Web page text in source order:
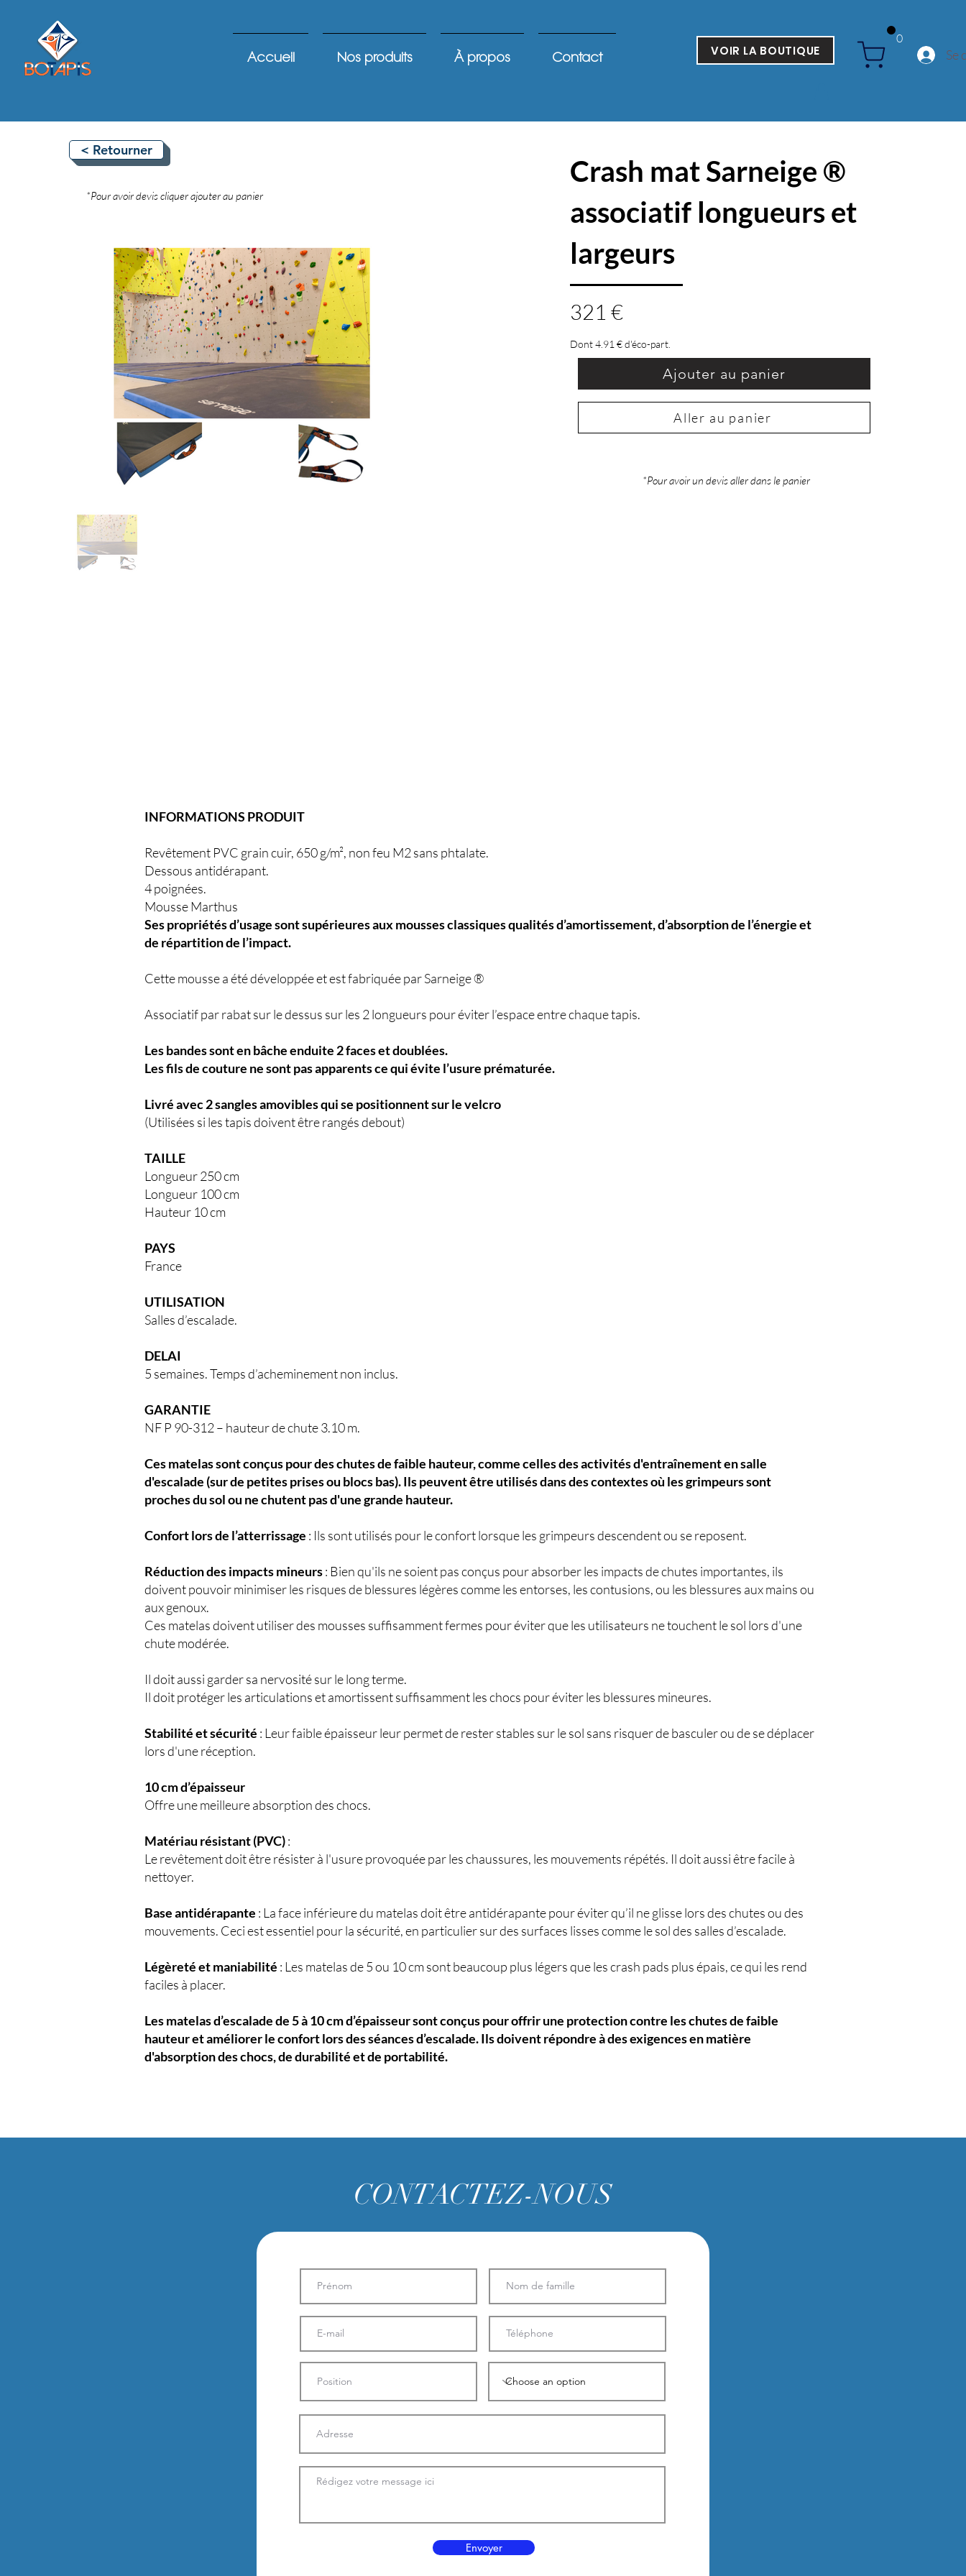
Accueil Nos produits À propos Contact VOIR LA BOUTIQUE
0
Se
< Retourner
*Pour avoir devis cliquer ajouter au panier
Crash mat Sarneige ®
associatif longueurs et
largeurs
321 €
Dont 4.91 € d'éco-part.
Ajouter au panier
Aller au panier
*Pour avoir un devis aller dans le panier
INFORMATIONS PRODUIT
Revêtement PVC grain cuir, 650 g/m², non feu M2 sans phtalate.
Dessous antidérapant.
4 poignées.
Mousse Marthus
Ses propriétés d’usage sont supérieures aux mousses classiques qualités d’amortissement, d’absorption de l’énergie et
de répartition de l’impact.
Cette mousse a été développée et est fabriquée par Sarneige ®
Associatif par rabat sur le dessus sur les 2 longueurs pour éviter l’espace entre chaque tapis.
Les bandes sont en bâche enduite 2 faces et doublées.
Les fils de couture ne sont pas apparents ce qui évite l’usure prématurée.
Livré avec 2 sangles amovibles qui se positionnent sur le velcro
(Utilisées si les tapis doivent être rangés debout)
TAILLE
Longueur 250 cm
Longueur 100 cm
Hauteur 10 cm
PAYS
France
UTILISATION
Salles d’escalade.
DELAI
5 semaines. Temps d’acheminement non inclus.
GARANTIE
NF P 90-312 – hauteur de chute 3.10 m.
Ces matelas sont conçus pour des chutes de faible hauteur, comme celles des activités d'entraînement en salle
d'escalade (sur de petites prises ou blocs bas). Ils peuvent être utilisés dans des contextes où les grimpeurs sont
proches du sol ou ne chutent pas d'une grande hauteur.
Confort lors de l’atterrissage : Ils sont utilisés pour le confort lorsque les grimpeurs descendent ou se reposent.
Réduction des impacts mineurs: Bien qu'ils ne soient pas conçus pour absorber les impacts de chutes importantes, ils
doivent pouvoir minimiser les risques de blessures légères comme les entorses, les contusions, ou les blessures aux mains ou
aux genoux.
Ces matelas doivent utiliser des mousses suffisamment fermes pour éviter que les utilisateurs ne touchent le sol lors d'une
chute modérée.
Il doit aussi garder sa nervosité sur le long terme.
Il doit protéger les articulations et amortissent suffisamment les chocs pour éviter les blessures mineures.
Stabilité et sécurité : Leur faible épaisseur leur permet de rester stables sur le sol sans risquer de basculer ou de se déplacer
lors d'une réception.
10 cm d’épaisseur
Offre une meilleure absorption des chocs.
Matériau résistant (PVC):
Le revêtement doit être résister à l'usure provoquée par les chaussures, les mouvements répétés. Il doit aussi être facile à
nettoyer.
Base antidérapante : La face inférieure du matelas doit être antidérapante pour éviter qu’il ne glisse lors des chutes ou des
mouvements. Ceci est essentiel pour la sécurité, en particulier sur des surfaces lisses comme le sol des salles d’escalade.
Légèreté et maniabilité : Les matelas de 5 ou 10 cm sont beaucoup plus légers que les crash pads plus épais, ce qui les rend
faciles à placer.
Les matelas d’escalade de 5 à 10 cm d’épaisseur sont conçus pour offrir une protection contre les chutes de faible
hauteur et améliorer le confort lors des séances d’escalade. Ils doivent répondre à des exigences en matière
d'absorption des chocs, de durabilité et de portabilité.
CONTACTEZ-NOUS
Envoyer